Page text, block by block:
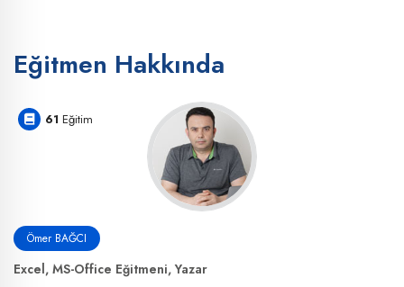
Eğitmen Hakkında
Ömer BAĞCI
Excel, MS-Office Eğitmeni, Yazar
61 Eğitim